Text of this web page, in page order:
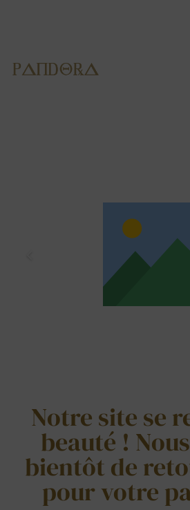
Notre site se
beauté !
bientôt de
pour votre